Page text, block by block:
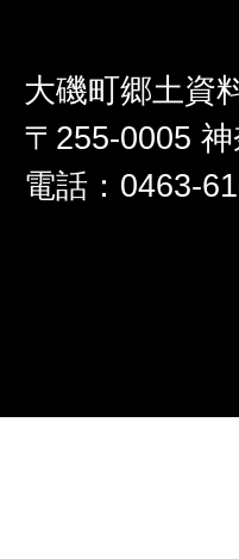
大磯町郷土資
〒255-0005
電話：0463-